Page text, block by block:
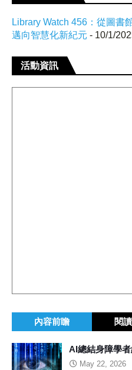
Library Watch 456：從圖書
邁向智慧化新紀元 - 10/1/
活動資訊
內容前瞻 閱
AI總結身障學
May 22, 2026